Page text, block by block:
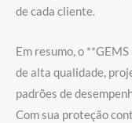
de cada cliente.
Em resumo, o
de alta qualidade,
padrões de
Com sua proteção